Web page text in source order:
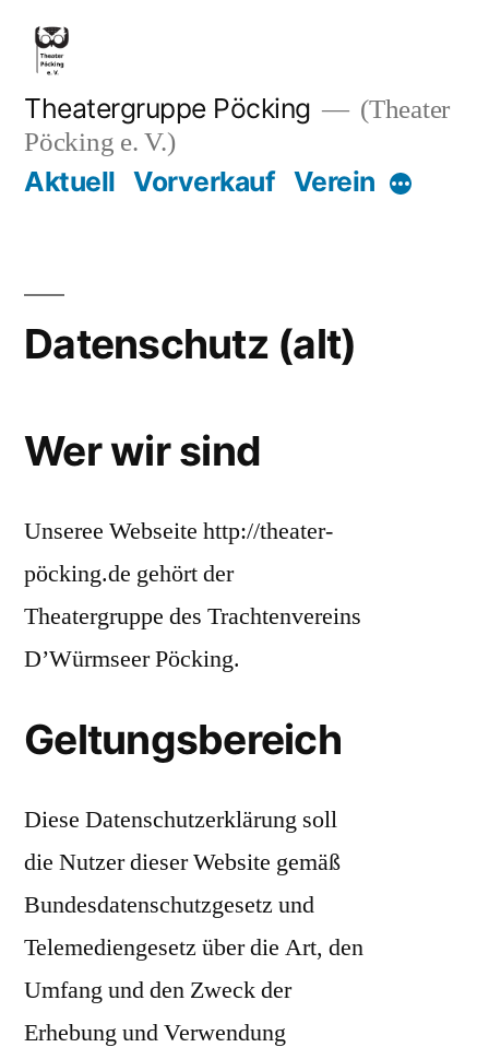
Zum
Inhalt
springen
Theatergruppe Pöcking
(Theater
Pöcking e. V.)
Aktuell Vorverkauf Verein Mehr
Datenschutz (alt)
Wer wir sind
Unseree Webseite http://theater-
pöcking.de gehört der
Theatergruppe des Trachtenvereins
D’Würmseer Pöcking.
Geltungsbereich
Diese Datenschutzerklärung soll
die Nutzer dieser Website gemäß
Bundesdatenschutzgesetz und
Telemediengesetz über die Art, den
Umfang und den Zweck der
Erhebung und Verwendung